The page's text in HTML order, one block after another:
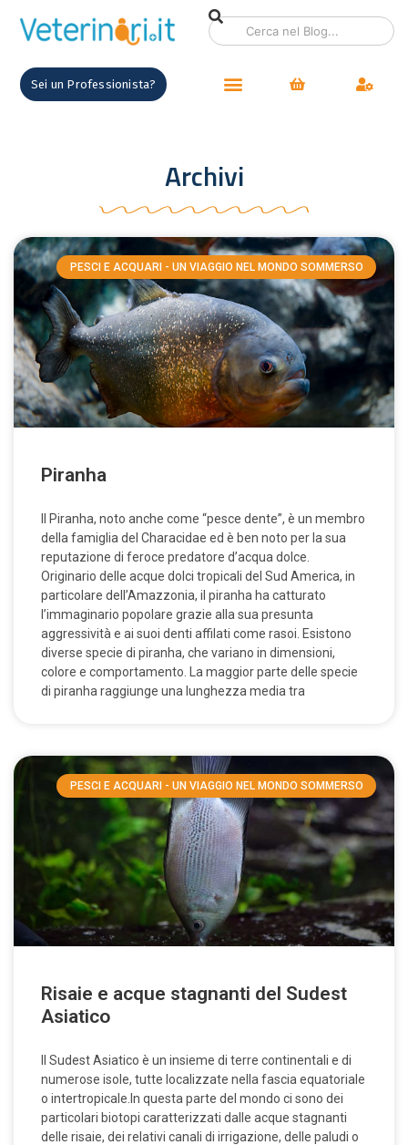
Sei un Professionista?
Archivi
PESCI E ACQUARI - UN VIAGGIO NEL MONDO SOMMERSO
Piranha
Il Piranha, noto anche come “pesce dente”, è un membro
della famiglia del Characidae ed è ben noto per la sua
reputazione di feroce predatore d’acqua dolce.
Originario delle acque dolci tropicali del Sud America, in
particolare dell’Amazzonia, il piranha ha catturato
l’immaginario popolare grazie alla sua presunta
aggressività e ai suoi denti affilati come rasoi. Esistono
diverse specie di piranha, che variano in dimensioni,
colore e comportamento. La maggior parte delle specie
di piranha raggiunge una lunghezza media tra
PESCI E ACQUARI - UN VIAGGIO NEL MONDO SOMMERSO
Risaie e acque stagnanti del Sudest
Asiatico
Il Sudest Asiatico è un insieme di terre continentali e di
numerose isole, tutte localizzate nella fascia equatoriale
o intertropicale.In questa parte del mondo ci sono dei
particolari biotopi caratterizzati dalle acque stagnanti
delle risaie, dei relativi canali di irrigazione, delle paludi o